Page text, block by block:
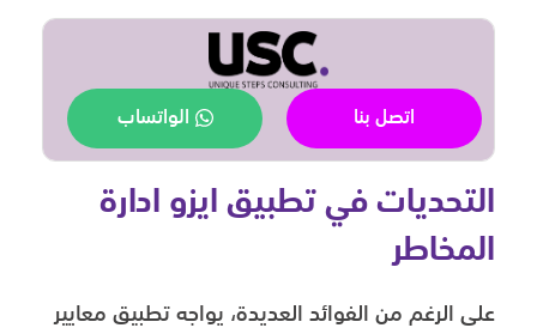
اتصل بنا الواتساب
التحديات في تطبيق ايزو ادارة
المخاطر
على الرغم من الفوائد العديدة، يواجه تطبيق معايير